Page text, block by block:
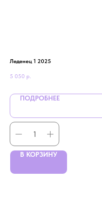
Леденец 1 2025
5 050 р.
ПОДРОБНЕЕ
В КОРЗИНУ